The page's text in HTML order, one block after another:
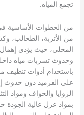
تجمع المياه.
من الخطوات الأساسية
من الأتربة، الطحالب،
المحلي، حيث يؤدي إهمال
وحدوث تسربات مياه
باستخدام أدوات تنظيف
على القرميد دون حدوث
الزوايا والحواف ومواد
بمواد عزل عالية